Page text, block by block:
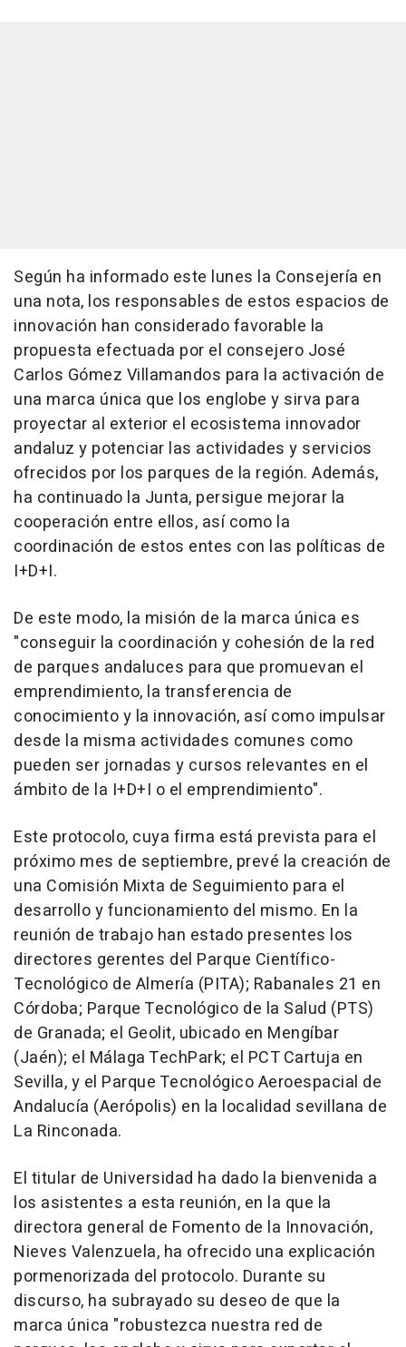
Según ha informado este lunes la Consejería en
una nota, los responsables de estos espacios de
innovación han considerado favorable la
propuesta efectuada por el consejero José
Carlos Gómez Villamandos para la activación de
una marca única que los englobe y sirva para
proyectar al exterior el ecosistema innovador
andaluz y potenciar las actividades y servicios
ofrecidos por los parques de la región. Además,
ha continuado la Junta, persigue mejorar la
cooperación entre ellos, así como la
coordinación de estos entes con las políticas de
I+D+I.
De este modo, la misión de la marca única es
"conseguir la coordinación y cohesión de la red
de parques andaluces para que promuevan el
emprendimiento, la transferencia de
conocimiento y la innovación, así como impulsar
desde la misma actividades comunes como
pueden ser jornadas y cursos relevantes en el
ámbito de la I+D+I o el emprendimiento".
Este protocolo, cuya firma está prevista para el
próximo mes de septiembre, prevé la creación de
una Comisión Mixta de Seguimiento para el
desarrollo y funcionamiento del mismo. En la
reunión de trabajo han estado presentes los
directores gerentes del Parque Científico-
Tecnológico de Almería (PITA); Rabanales 21 en
Córdoba; Parque Tecnológico de la Salud (PTS)
de Granada; el Geolit, ubicado en Mengíbar
(Jaén); el Málaga TechPark; el PCT Cartuja en
Sevilla, y el Parque Tecnológico Aeroespacial de
Andalucía (Aerópolis) en la localidad sevillana de
La Rinconada.
El titular de Universidad ha dado la bienvenida a
los asistentes a esta reunión, en la que la
directora general de Fomento de la Innovación,
Nieves Valenzuela, ha ofrecido una explicación
pormenorizada del protocolo. Durante su
discurso, ha subrayado su deseo de que la
marca única "robustezca nuestra red de